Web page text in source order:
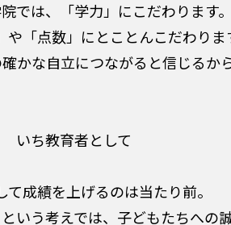
では、「学力」にこだわります。
や「点数」にとことんこだわりま
かな自立につながると信じるから
いち教育者として
て成績を上げるのは当たり前。
いう考えでは、子どもたちへの